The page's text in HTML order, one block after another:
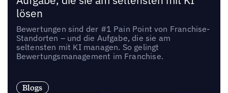
lösen
Bewertungen sind der #1 Pain Point von Franchise-
Standorten – und die Aufgabe, die sie am
seltensten mit KI managen. So gelingt
Bewertungsmanagement im Franchise.
Blogs